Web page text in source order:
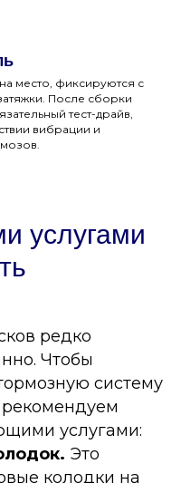
место, фиксируются с
После сборки
тест-драйв,
вибрации и
услугами
редко
Чтобы
систему
услугами:
Это
колодки на